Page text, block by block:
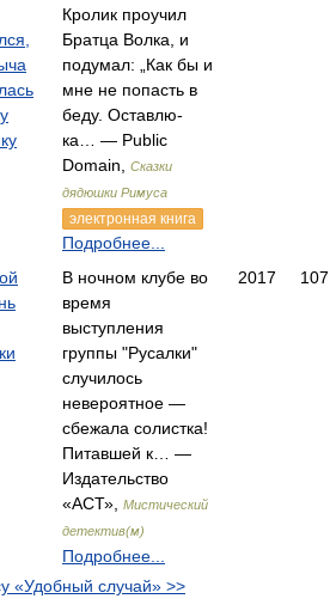
Кролик проучил
Братца Волка, и
подумал: „Как бы и
мне не попасть в
беду. Оставлю-
ка… — Public
Domain,
Сказки
дядюшки Римуса
электронная книга
Подробнее...
В ночном клубе во
время
выступления
группы "Русалки"
случилось
невероятное —
сбежала солистка!
Питавшей к… —
Издательство
«АСТ»,
Мистический
детектив(м)
Подробнее...
2017 107
«Удобный случай» >>